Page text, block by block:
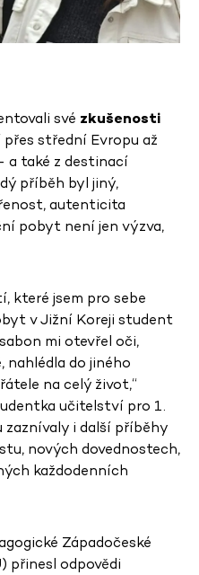
své zkušenosti
střední Evropu až
a také z destinací
příběh byl jiný,
autenticita
pobyt není jen výzva,
které jsem pro sebe
v Jižní Koreji student
mi otevřel oči,
nahlédla do jiného
na celý život,“
učitelství pro 1.
zaznívaly i další příběhy
nových dovednostech,
každodenních
Západočeské
přinesl odpovědi